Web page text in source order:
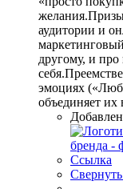
аудитории и
другому, и про
эмоциях
объединяет их
Ссылка